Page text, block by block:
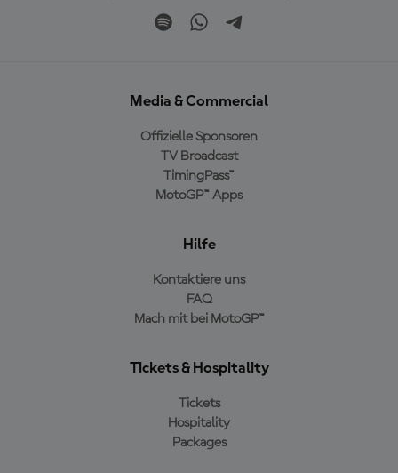
Media & Commercial
Offizielle Sponsoren
TV Broadcast
TimingPass™
MotoGP™ Apps
Hilfe
Kontaktiere uns
FAQ
Mach mit bei MotoGP™
Tickets & Hospitality
Tickets
Hospitality
Packages